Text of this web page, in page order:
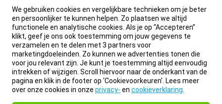
We gebruiken cookies en vergelijkbare technieken om je beter
en persoonlijker te kunnen helpen. Zo plaatsen we altijd
functionele en analytische cookies. Als je op “Accepteren”
klikt, geef je ons ook toestemming om jouw gegevens te
verzamelen en te delen met 3 partners voor
marketingdoeleinden. Zo kunnen we advertenties tonen die
voor jou relevant zijn. Je kunt je toestemming altijd eenvoudig
intrekken of wijzigen. Scroll hiervoor naar de onderkant van de
pagina en klik in de footer op 'Cookievoorkeuren'. Lees meer
over onze cookies in onze privacy- en cookieverklaring